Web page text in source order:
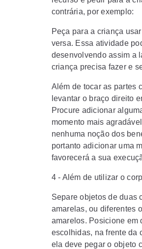
contrária, por exemplo:
Peça para a criança
versa. Essa atividade
desenvolvendo assim a
criança precisa fazer e
Além de tocar as partes
levantar o braço direito
Procure adicionar
momento mais
nenhuma noção dos
portanto adicionar uma
favorecerá a sua
4 - Além de utilizar o
Separe objetos de duas
amarelas, ou diferentes
amarelos. Posicione em
escolhidas, na frente da
ela deve pegar o objeto